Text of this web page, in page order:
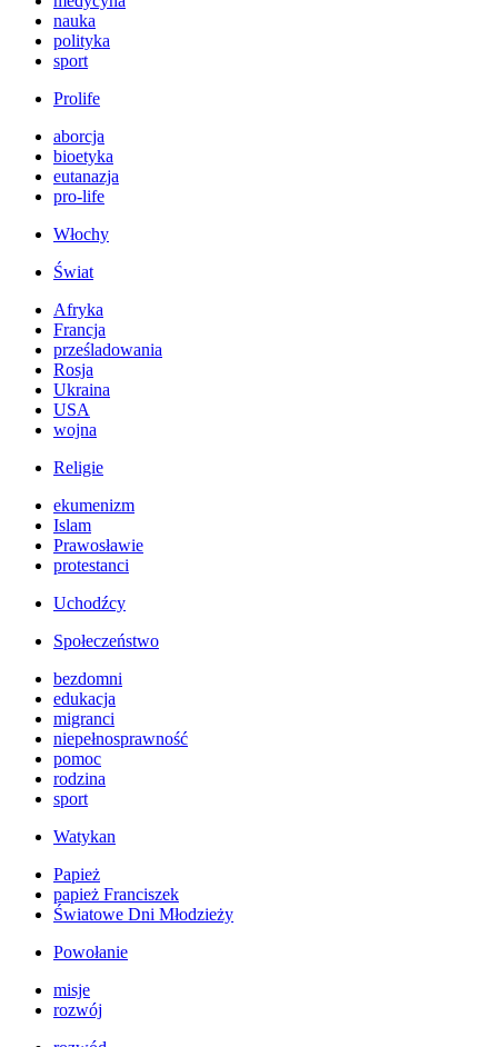
nauka
polityka
sport
Prolife
aborcja
bioetyka
eutanazja
pro-life
Włochy
Świat
Afryka
Francja
prześladowania
Rosja
Ukraina
USA
wojna
Religie
ekumenizm
Islam
Prawosławie
protestanci
Uchodźcy
Społeczeństwo
bezdomni
edukacja
migranci
niepełnosprawność
pomoc
rodzina
sport
Watykan
Papież
papież Franciszek
Światowe Dni Młodzieży
Powołanie
misje
rozwój